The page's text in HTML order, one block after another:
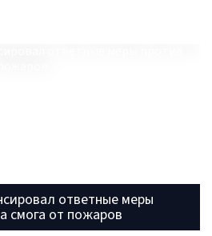
ответные меры
смога от пожаров